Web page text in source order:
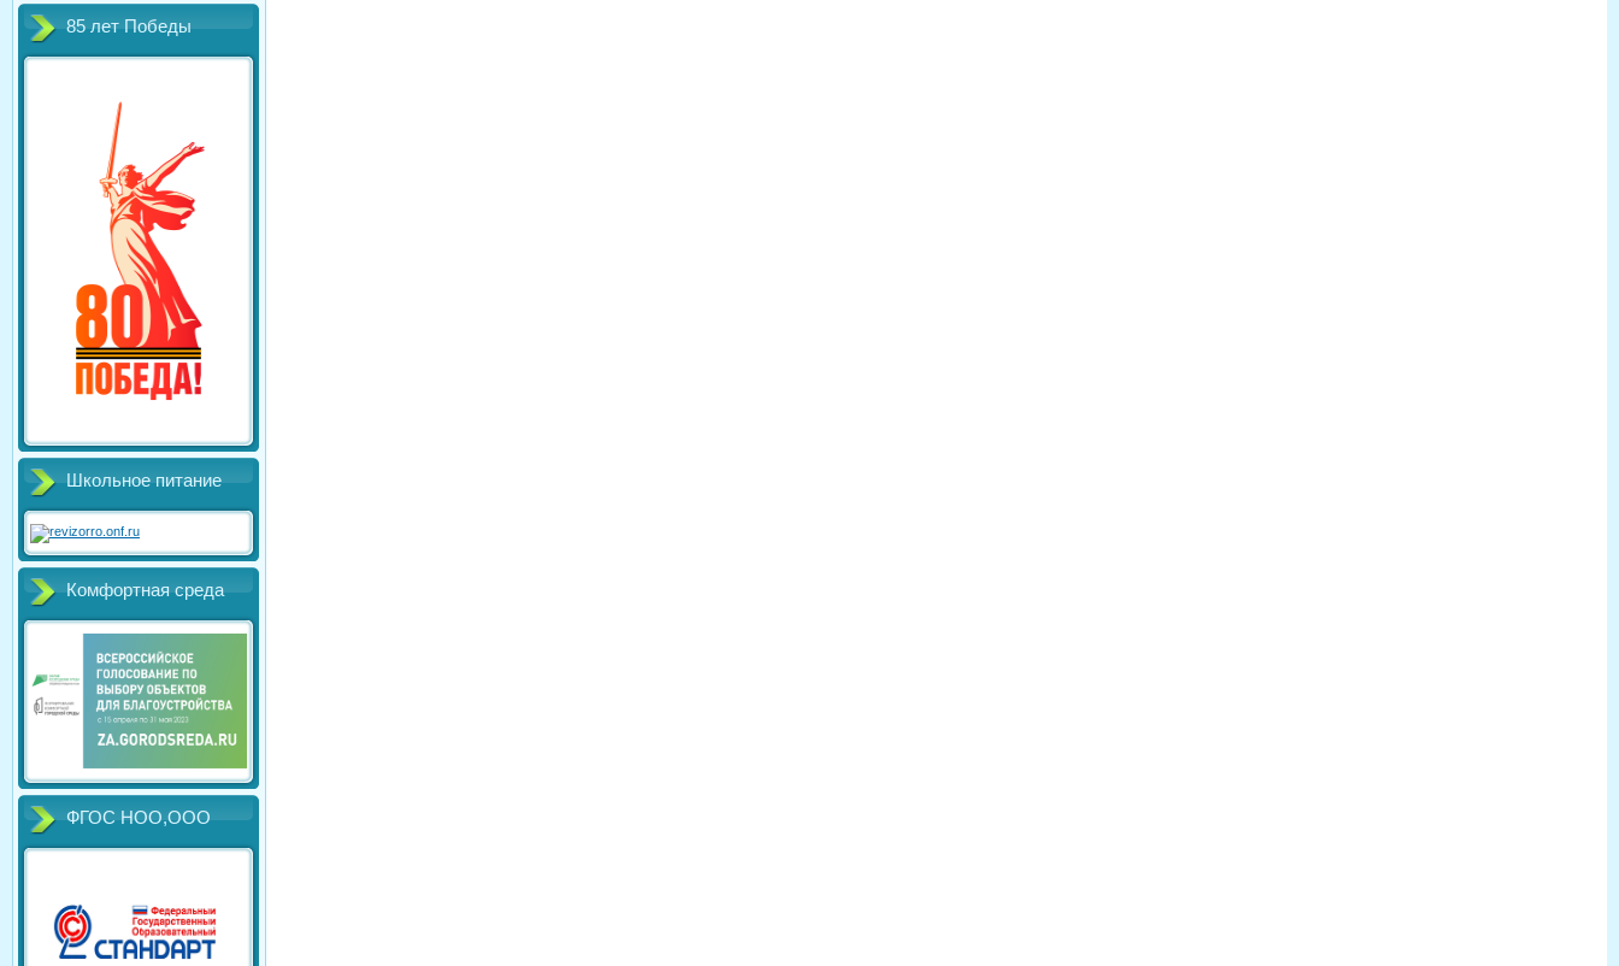
85 лет Победы
Школьное питание
Комфортная среда
ФГОС НОО,ООО